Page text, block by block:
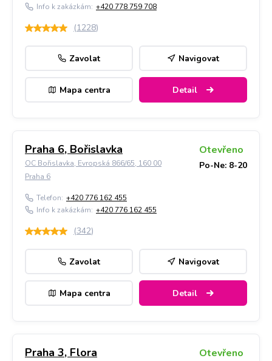
Info k zakázkám: +420 778 759 708
(1228)
Zavolat Navigovat
Mapa centra Detail
Praha 6, Bořislavka
OC Bořislavka, Evropská 866/65, 160 00
Praha 6
Otevřeno
Po-Ne: 8-20
Telefon: +420 776 162 455
Info k zakázkám: +420 776 162 455
(342)
Zavolat Navigovat
Mapa centra Detail
Praha 3, Flora Otevřeno